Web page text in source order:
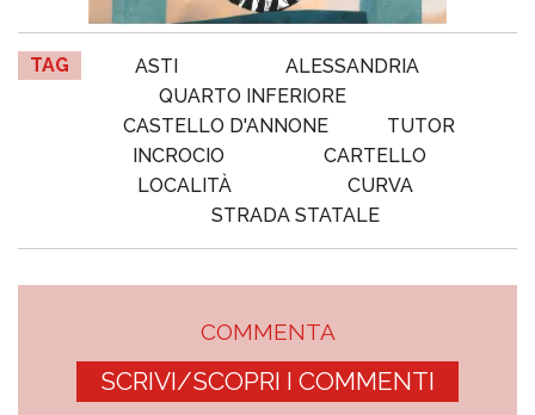
TAG ASTI
ALESSANDRIA
QUARTO INFERIORE
CASTELLO D'ANNONE
TUTOR
INCROCIO
CARTELLO
LOCALITÀ
CURVA
STRADA STATALE
COMMENTA
SCRIVI/SCOPRI I COMMENTI